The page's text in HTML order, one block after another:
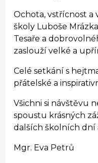
Ochota, vstřícnost a
školy Luboše
Tesaře a
zaslouží velké a
Celé setkání s
přátelské a
Všichni si návštěvu
spoustu krásných
dalších školních dní
Mgr. Eva Petrů